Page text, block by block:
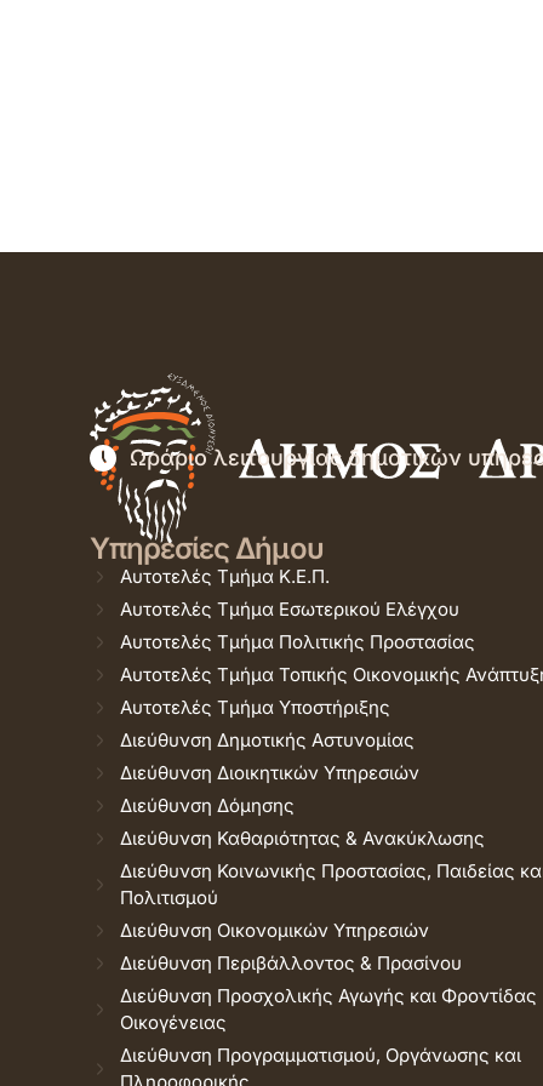
Ωράριο λειτουργίας δημοτικών
Υπηρεσίες Δήμου
Αυτοτελές Τμήμα Κ.Ε.Π.
Αυτοτελές Τμήμα Εσωτερικού Ελέγχου
Αυτοτελές Τμήμα Πολιτικής Προστασίας
Αυτοτελές Τμήμα Τοπικής Οικονομικής
Αυτοτελές Τμήμα Υποστήριξης
Διεύθυνση Δημοτικής Αστυνομίας
Διεύθυνση Διοικητικών Υπηρεσιών
Διεύθυνση Δόμησης
Διεύθυνση Καθαριότητας & Ανακύκλωσης
Διεύθυνση Κοινωνικής Προστασίας, Παιδείας
Πολιτισμού
Διεύθυνση Οικονομικών Υπηρεσιών
Διεύθυνση Περιβάλλοντος & Πρασίνου
Διεύθυνση Προσχολικής Αγωγής και Φροντίδας
Οικογένειας
Διεύθυνση Προγραμματισμού, Οργάνωσης και